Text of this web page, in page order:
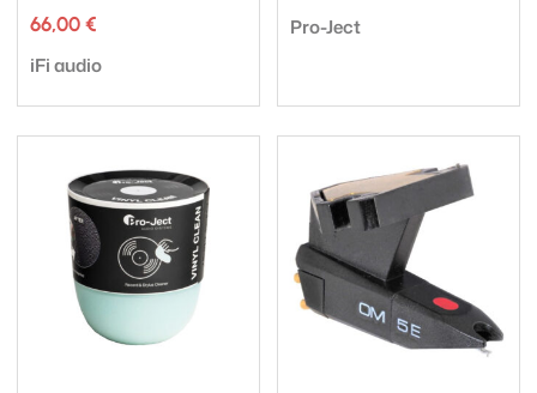
66,00 €
Tuotemerkki:
iFi audio
Tuotemerkki:
Pro-Ject